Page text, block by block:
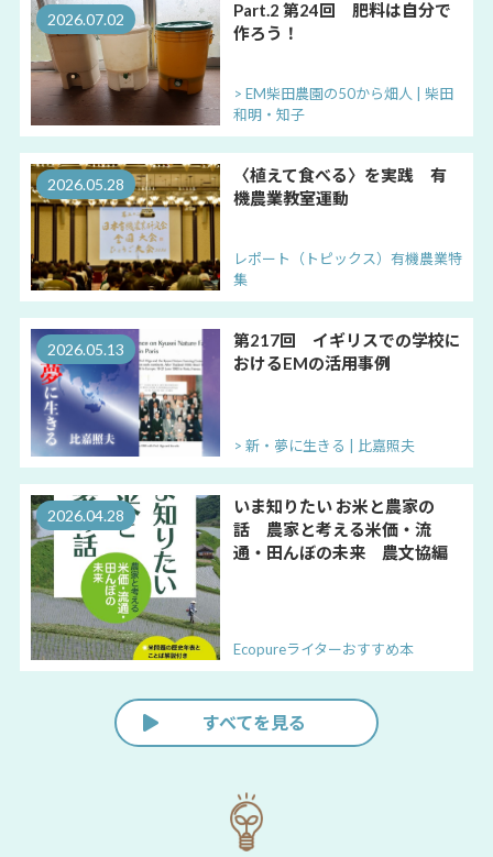
2026.07.02
Part.2 第24回 肥料は自分で
作ろう！
> EM柴田農園の50から畑人 | 柴田
和明・知子
2026.05.28
〈植えて食べる〉を実践 有
機農業教室運動
レポート（トピックス）有機農業特
集
2026.05.13
第217回 イギリスでの学校に
おけるEMの活用事例
> 新・夢に生きる | 比嘉照夫
2026.04.28
いま知りたい お米と農家の
話 農家と考える米価・流
通・田んぼの未来 農文協編
Ecopureライターおすすめ本
すべてを見る